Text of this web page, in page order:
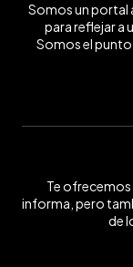
Somos un
para reflejar a
Somos el punto
Te
informa, pero
de